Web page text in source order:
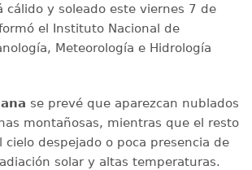
cálido y soleado este viernes 7 de
el Instituto Nacional de
Meteorología e Hidrología
se prevé que aparezcan nublados
montañosas, mientras que el resto
cielo despejado o poca presencia de
solar y altas temperaturas.